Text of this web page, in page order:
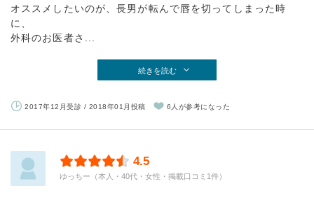
オススメしたいのが、長男が転んで唇を切ってしまった時
に、
外科のお医者さ...
続きを読む
2017年12月受診 / 2018年01月投稿 6人が参考になった
4.5
ゆっちー（本人・40代・女性・掲載口コミ1件）